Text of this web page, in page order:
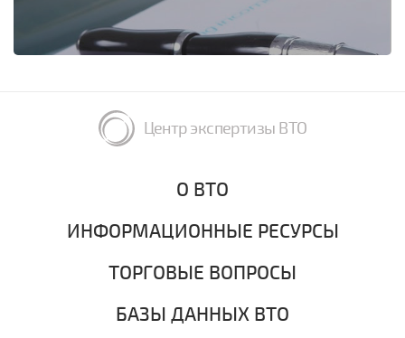
Центр экспертизы ВТО
О ВТО
ИНФОРМАЦИОННЫЕ РЕСУРСЫ
ТОРГОВЫЕ ВОПРОСЫ
БАЗЫ ДАННЫХ ВТО